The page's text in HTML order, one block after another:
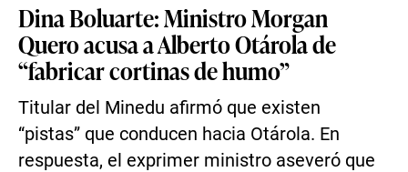
Dina Boluarte: Ministro Morgan
Quero acusa a Alberto Otárola de
“fabricar cortinas de humo”
Titular del Minedu afirmó que existen
“pistas” que conducen hacia Otárola. En
respuesta, el exprimer ministro aseveró que